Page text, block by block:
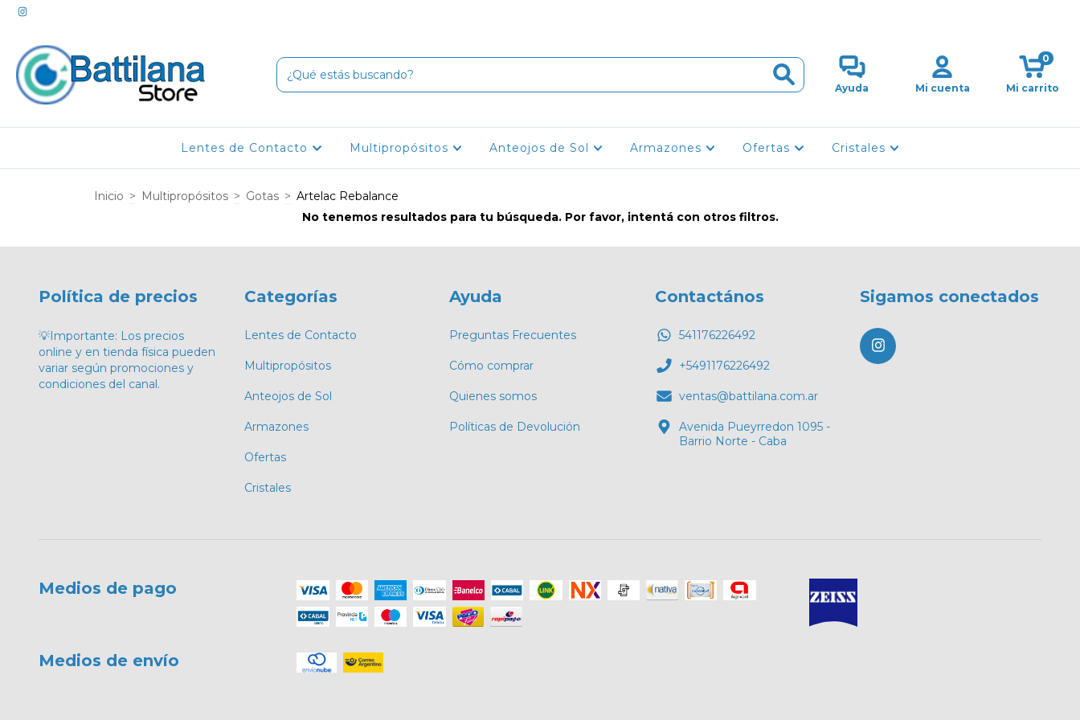
Ayuda Mi cuenta Mi carrito
0
Lentes de Contacto Multipropósitos Anteojos de Sol Armazones Ofertas Cristales
Inicio > Multipropósitos > Gotas > Artelac Rebalance
No tenemos resultados para tu búsqueda. Por favor, intentá con otros filtros.
Política de precios
💡Importante: Los precios
online y en tienda física pueden
variar según promociones y
condiciones del canal.
Categorías
Lentes de Contacto
Multipropósitos
Anteojos de Sol
Armazones
Ofertas
Cristales
Ayuda
Preguntas Frecuentes
Cómo comprar
Quienes somos
Políticas de Devolución
Contactános
541176226492
+5491176226492
ventas@battilana.com.ar
Avenida Pueyrredon 1095 -
Barrio Norte - Caba
Sigamos conectados
Medios de pago
Medios de envío